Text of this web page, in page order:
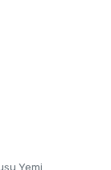
Yemi